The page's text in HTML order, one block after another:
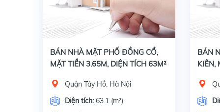
BÁN NHÀ MẶT PHỐ ĐỒNG CỔ,
MẶT TIỀN 3.65M, DIỆN TÍCH 63M²
Quận Tây Hồ, Hà Nội
Diện tích: 63.1 (m²)
BÁN
KIÊN,